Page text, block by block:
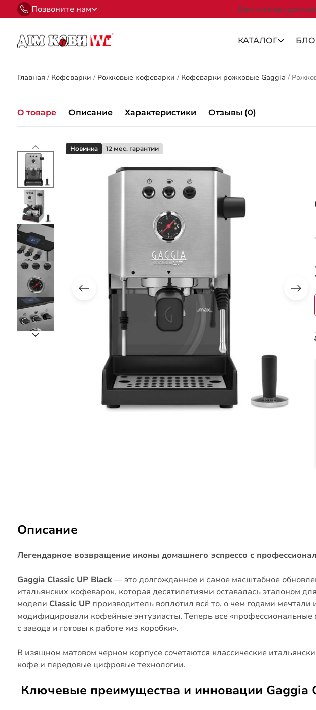
Позвоните нам Бесплатная
КАТАЛОГ
Главная / Кофеварки / Рожковые кофеварки / Кофеварки рожковые Gaggia /
О товаре Описание Характеристики Отзывы (0)
Новинка 12 мес. гарантии
Описание
Легендарное возвращение иконы домашнего эспрессо с
Gaggia Classic UP Black— это долгожданное и самое масштабное
итальянских кофеварок, которая десятилетиями оставалась эталоном
модели Classic UPпроизводитель воплотил всё то, о чем годами мечтали
модифицировали кофейные энтузиасты. Теперь все
с завода и готовы к работе «из коробки».
В изящном матовом черном корпусе сочетаются классические
кофе и передовые цифровые технологии.
Ключевые преимущества и инновации Gaggia